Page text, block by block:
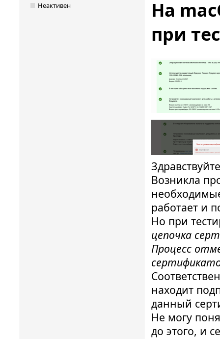
Неактивен
На
при
Возникла
работает и
Но при
цепочка
Процесс
находит
данный
Не могу
до этого, и